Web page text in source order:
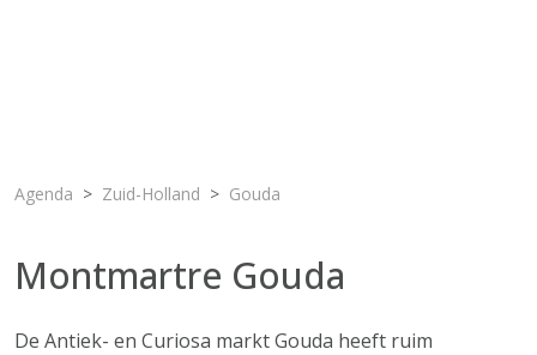
Agenda Zuid-Holland Gouda
Montmartre Gouda
De Antiek- en Curiosa markt Gouda heeft ruim